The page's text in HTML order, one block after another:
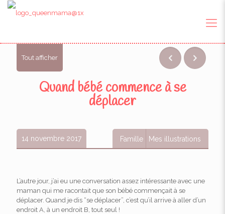
Tout afficher
Quand bébé commence à se
déplacer
14 novembre 2017 Famille Mes illustrations
L’autre jour, j’ai eu une conversation assez intéressante avec une
maman qui me racontait que son bébé commençait à se
déplacer. Quand je dis “se déplacer”, c’est qu’il arrive à aller d’un
endroit A, à un endroit B, tout seul !